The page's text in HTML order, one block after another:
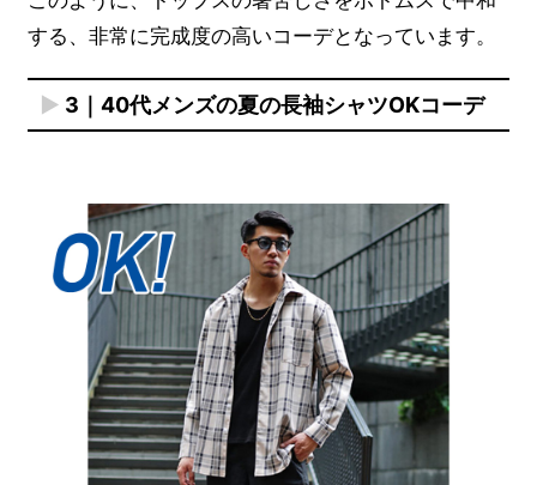
する、非常に完成度の高いコーデとなっています。
3｜40代メンズの夏の長袖シャツOKコーデ